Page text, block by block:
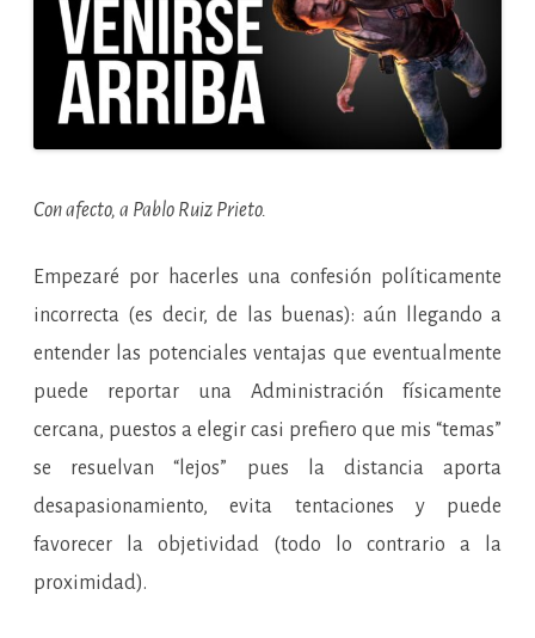
Con afecto, a Pablo Ruiz Prieto.
Empezaré por hacerles una confesión políticamente
incorrecta (es decir, de las buenas): aún llegando a
entender las potenciales ventajas que eventualmente
puede reportar una Administración físicamente
cercana, puestos a elegir casi prefiero que mis “temas”
se resuelvan “lejos” pues la distancia aporta
desapasionamiento, evita tentaciones y puede
favorecer la objetividad (todo lo contrario a la
proximidad).